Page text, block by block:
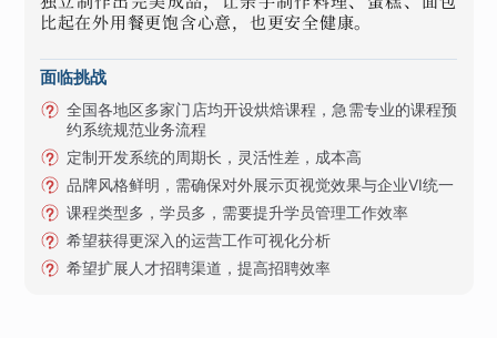
比起在外用餐更饱含心意，也更安全健康。
面临挑战
全国各地区多家门店均开设烘焙课程，急需专业的课程预
约系统规范业务流程
定制开发系统的周期长，灵活性差，成本高
品牌风格鲜明，需确保对外展示页视觉效果与企业VI统一
课程类型多，学员多，需要提升学员管理工作效率
希望获得更深入的运营工作可视化分析
希望扩展人才招聘渠道，提高招聘效率